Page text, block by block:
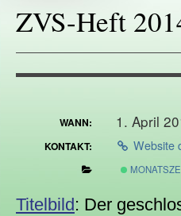
ZVS-Heft
WANN: 1. April
KONTAKT: Website
Titelbild: Der